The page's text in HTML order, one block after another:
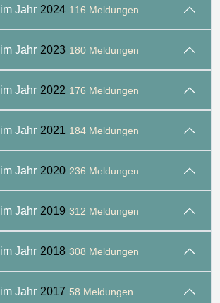
im Jahr 2024 116 Meldungen
im Jahr 2023 180 Meldungen
im Jahr 2022 176 Meldungen
im Jahr 2021 184 Meldungen
im Jahr 2020 236 Meldungen
im Jahr 2019 312 Meldungen
im Jahr 2018 308 Meldungen
im Jahr 2017 58 Meldungen